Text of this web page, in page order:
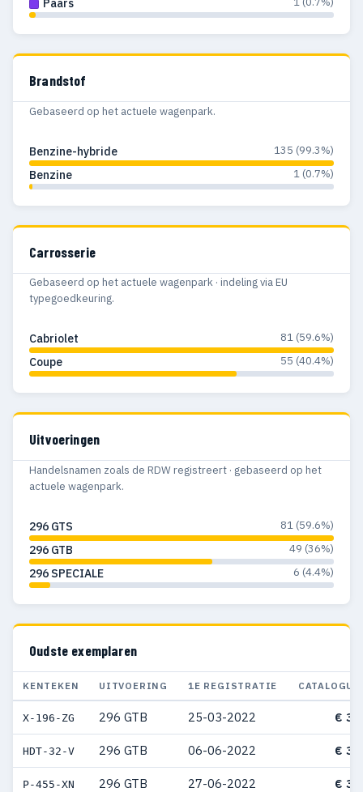
Paars
Brandstof
Gebaseerd op het actuele wagenpark.
Benzine-hybride 135 (99.3%)
Benzine 1 (0.7%)
Carrosserie
Gebaseerd op het actuele wagenpark · indeling via EU
typegoedkeuring.
Cabriolet 81 (59.6%)
Coupe 55 (40.4%)
Uitvoeringen
Handelsnamen zoals de RDW registreert · gebaseerd op het
actuele wagenpark.
296 GTS 81 (59.6%)
296 GTB 49 (36%)
296 SPECIALE 6 (4.4%)
Oudste exemplaren
KENTEKEN UITVOERING 1E REGISTRATIE
X-196-ZG 296 GTB 25-03-2022 €
HDT-32-V 296 GTB 06-06-2022 €
P-455-XN 296 GTB 27-06-2022 €